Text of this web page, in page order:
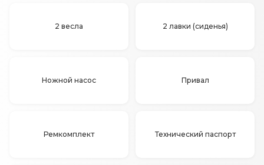
2 весла 2 лавки (сиденья)
Ножной насос Привал
Ремкомплект Технический паспорт